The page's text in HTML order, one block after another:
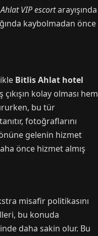
VIP escortarayışında
kaybolmadan önce
Bitlis Ahlat hotel
kolay olması hem
bu tür
fotoğraflarını
gelenin hizmet
önce hizmet almış
misafir politikasını
bu konuda
daha sakin olur. Bu